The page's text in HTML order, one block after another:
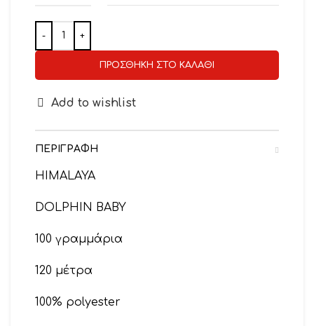
ΠΡΟΣΘΉΚΗ ΣΤΟ ΚΑΛΆΘΙ
Add to wishlist
ΠΕΡΙΓΡΑΦΉ
HIMALAYA
DOLPHIN BABY
100 γραμμάρια
120 μέτρα
100% polyester